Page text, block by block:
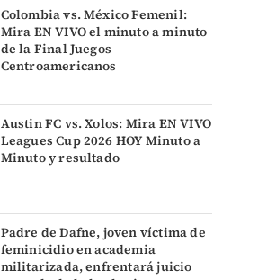
Colombia vs. México Femenil:
Mira EN VIVO el minuto a minuto
de la Final Juegos
Centroamericanos
Austin FC vs. Xolos: Mira EN VIVO
Leagues Cup 2026 HOY Minuto a
Minuto y resultado
Padre de Dafne, joven víctima de
feminicidio en academia
militarizada, enfrentará juicio